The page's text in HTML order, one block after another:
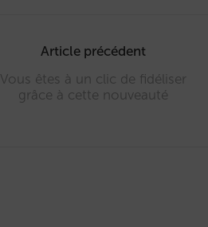
Article précédent
Vous êtes à un clic de fidéliser
grâce à cette nouveauté